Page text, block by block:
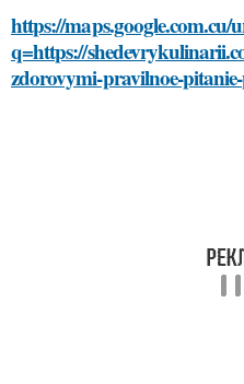
https://maps.google.com.cu/
q=https://
zdorovymi-pravilnoe-pitanie-